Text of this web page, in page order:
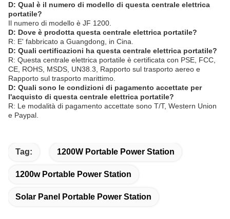
D: Qual è il numero di modello di questa centrale elettrica
portatile?
Il numero di modello è JF 1200.
D: Dove è prodotta questa centrale elettrica portatile?
R: E' fabbricato a Guangdong, in Cina.
D: Quali certificazioni ha questa centrale elettrica portatile?
R: Questa centrale elettrica portatile è certificata con PSE, FCC,
CE, ROHS, MSDS, UN38.3, Rapporto sul trasporto aereo e
Rapporto sul trasporto marittimo.
D: Quali sono le condizioni di pagamento accettate per
l'acquisto di questa centrale elettrica portatile?
R: Le modalità di pagamento accettate sono T/T, Western Union
e Paypal.
Tag: 1200W Portable Power Station
1200w Portable Power Station
Solar Panel Portable Power Station